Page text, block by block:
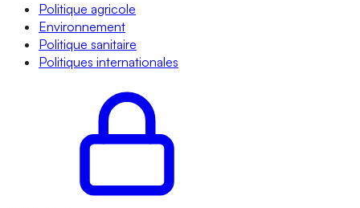
Politique agricole
Environnement
Politique sanitaire
Politiques internationales